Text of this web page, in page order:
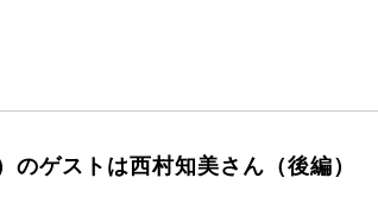
のゲストは西村知美さん（後編）